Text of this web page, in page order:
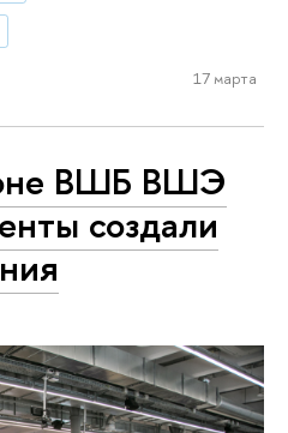
17 марта
ВШБ ВШЭ
создали